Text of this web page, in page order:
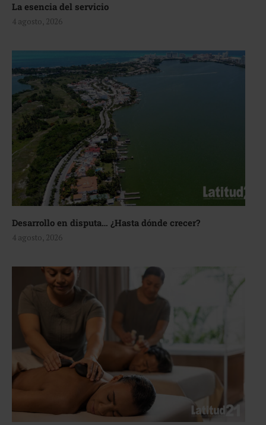
La esencia del servicio
4 agosto, 2026
Desarrollo en disputa… ¿Hasta dónde crecer?
4 agosto, 2026